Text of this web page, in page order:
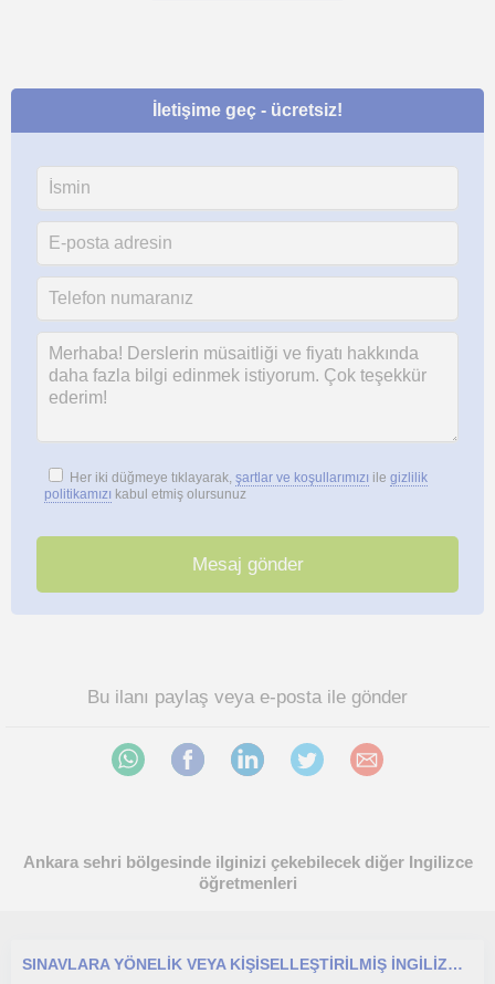
İletişime geç - ücretsiz!
Her iki düğmeye tıklayarak, şartlar ve koşullarımızı ile gizlilik
politikamızı kabul etmiş olursunuz
Bu ilanı paylaş veya e-posta ile gönder
Ankara sehri bölgesinde ilginizi çekebilecek diğer Ingilizce
öğretmenleri
SINAVLARA YÖNELİK VEYA KİŞİSELLEŞTİRİLMİŞ İNGİLİZCE DERSLERİ